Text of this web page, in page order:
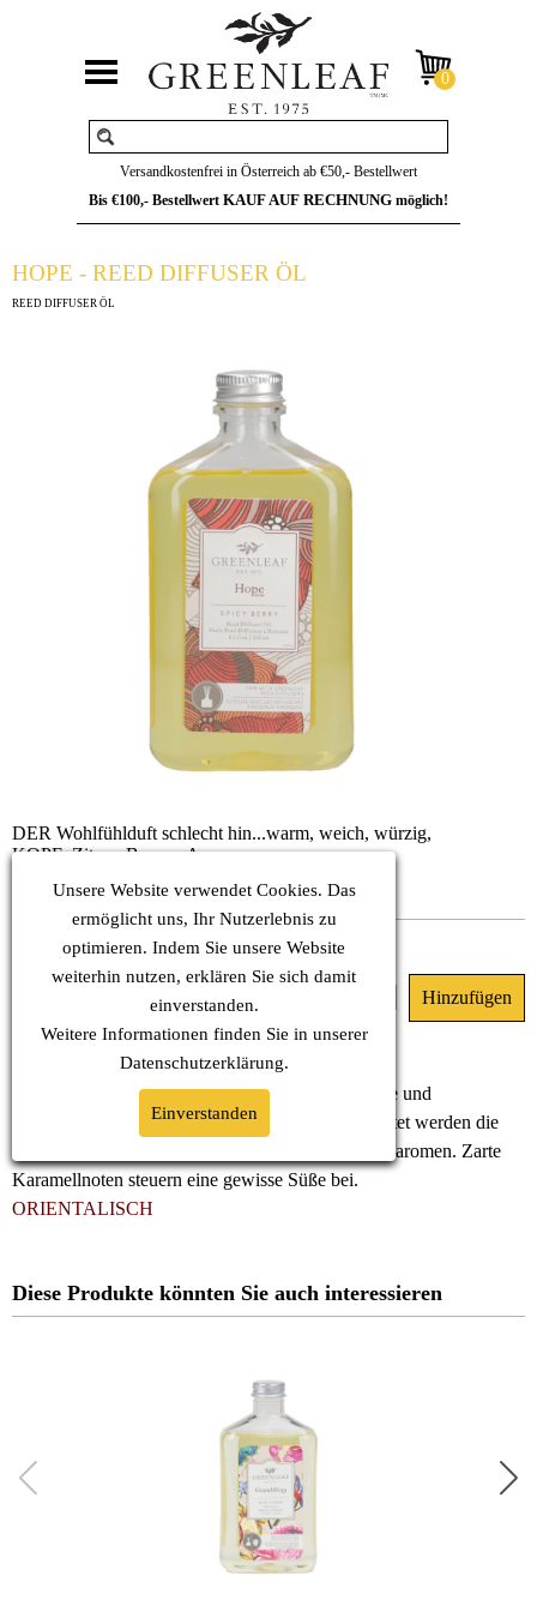
Versandkostenfrei in Österreich ab €50,- Bestellwert
Bis €100,- Bestellwert KAUF AUF RECHNUNG möglich!
HOPE - REED DIFFUSER ÖL
REED DIFFUSER ÖL
DER Wohlfühlduft schlecht hin...warm, weich, würzig,
KOPF: Zitrus, Beeren-Aromen
BASIS: Vanille, Moschus
Sofort verfügbar
(MwSt. Inkl.)
Ein Herbstduft, der mit Gewürzen wie Zimt, Nelke und
Muskatnuss Gemütlichkeit ins Haus bringt. Begleitet werden die
Gewürze von fruchtigen Apfel- und milden Kürbisaromen. Zarte
Karamellnoten steuern eine gewisse Süße bei.
ORIENTALISCH
Diese Produkte könnten Sie auch interessieren
Unsere Website verwendet Cookies. Das
ermöglicht uns, Ihr Nutzerlebnis zu
optimieren. Indem Sie unsere Website
weiterhin nutzen, erklären Sie sich damit
einverstanden.
Weitere Informationen finden Sie in unserer
Datenschutzerklärung.
Einverstanden